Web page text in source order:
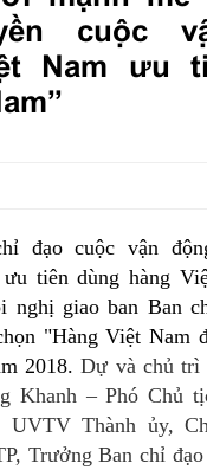
cuộc
Nam ưu
đạo cuộc vận
tiên dùng hàng
nghị giao ban Ban
"Hàng Việt Nam
2018.Dự và chủ trì
Khanh – Phó Chủ
UVTV Thành ủy,
Trưởng Ban chỉ đạo